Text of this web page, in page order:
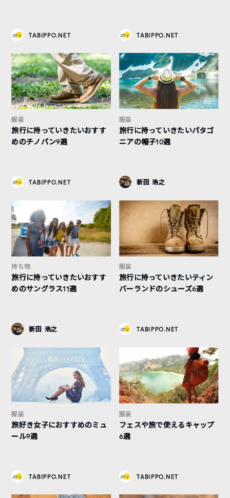
TABIPPO.NET TABIPPO.NET
服装
旅行に持っていきたいおすす
めのチノパン9選
TABIPPO.NET
服装
旅行に持っていきたいパタゴ
ニアの帽子10選
新田 浩之
持ち物
旅行に持っていきたいおすす
めのサングラス11選
新田 浩之
服装
旅行に持っていきたいティン
バーランドのシューズ6選
TABIPPO.NET
服装
旅好き女子におすすめのミュ
ール9選
TABIPPO.NET
服装
フェスや旅で使えるキャップ
6選
TABIPPO.NET